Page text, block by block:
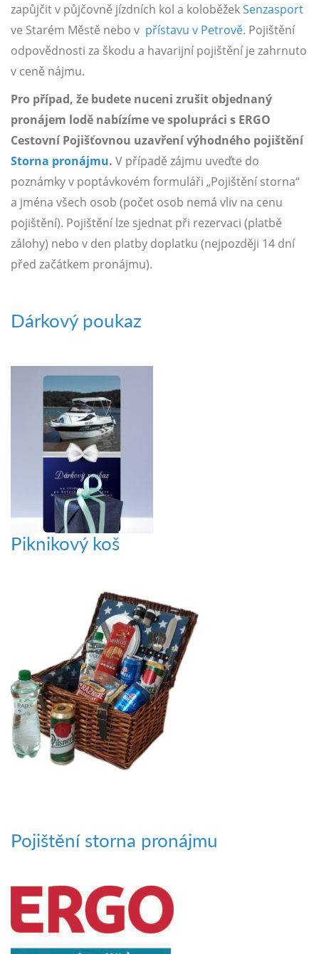
zapůjčit v půjčovně jízdních kol a koloběžekSenzasport
ve Starém Městě nebo v přístavu v Petrově. Pojištění
odpovědnosti za škodu a havarijní pojištění je zahrnuto
v ceně nájmu.
Pro případ, že budete nuceni zrušit objednaný
pronájem lodě nabízíme ve spolupráci s ERGO
Cestovní Pojišťovnou uzavření výhodného pojištění
Storna pronájmu. V případě zájmu uveďte do
poznámky v poptávkovém formuláři „Pojištění storna“
a jména všech osob (počet osob nemá vliv na cenu
pojištění). Pojištění lze sjednat při rezervaci (platbě
zálohy) nebo v den platby doplatku (nejpozději 14 dní
před začátkem pronájmu).
Dárkový poukaz
Piknikový koš
Pojištění storna pronájmu